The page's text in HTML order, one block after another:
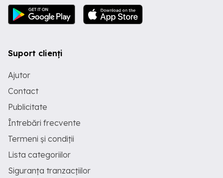
Suport clienți
Ajutor
Contact
Publicitate
Întrebări frecvente
Termeni și condiții
Lista categoriilor
Siguranța tranzacțiilor